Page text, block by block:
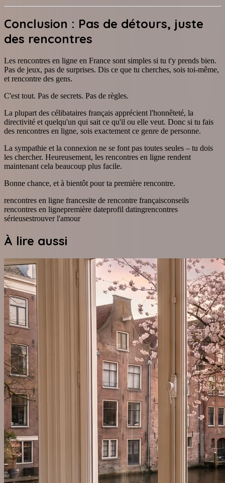
Conclusion : Pas de détours, juste
des rencontres
Les rencontres en ligne en France sont simples si tu t'y prends bien.
Pas de jeux, pas de surprises. Dis ce que tu cherches, sois toi-même,
et rencontre des gens.
C'est tout. Pas de secrets. Pas de règles.
La plupart des célibataires français apprécient l'honnêteté, la
directivité et quelqu'un qui sait ce qu'il ou elle veut. Donc si tu fais
des rencontres en ligne, sois exactement ce genre de personne.
La sympathie et la connexion ne se font pas toutes seules – tu dois
les chercher. Heureusement, les rencontres en ligne rendent
maintenant cela beaucoup plus facile.
Bonne chance, et à bientôt pour ta première rencontre.
rencontres en ligne francesite de rencontre françaisconseils
rencontres en lignepremière dateprofil datingrencontres
sérieusestrouver l'amour
À lire aussi